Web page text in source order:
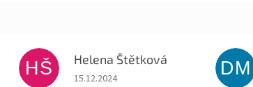
HŠ Helena Štětková
Hodnocení obchodu je 5 z 5 hvězdiček.
15.12.2024 DM